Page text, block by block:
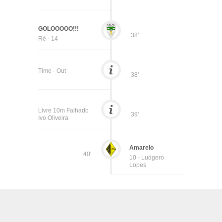
38'
GOLOOOOO!!!
Ré - 14
38'
Time - Out
39'
Livre 10m Falhado
Ivo Oliveira
40'
Amarelo
10 - Ludgero
Lopes